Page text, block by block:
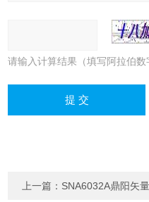
请输入计算结果（填写阿拉伯
上一篇： SNA6032A鼎阳矢